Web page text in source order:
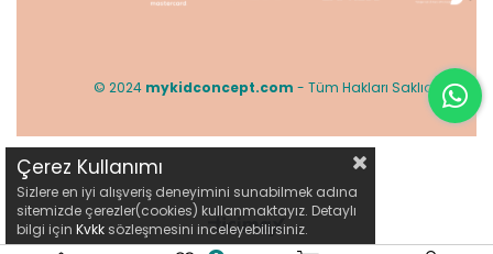
© 2024 mykidconcept.com - Tüm Hakları Saklıdır.
Çerez Kullanımı
Sizlere en iyi alışveriş deneyimini sunabilmek adına
sitemizde çerezler(cookies) kullanmaktayız. Detaylı
bilgi için Kvkk sözleşmesini inceleyebilirsiniz.